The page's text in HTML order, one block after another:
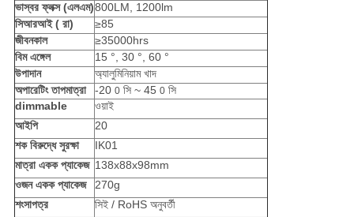
ভাস্বর ফ্লক্স (এলএম)800LM, 1200lm
সিআরআই ( রা)
≥85
জীবনকাল
≥35000hrs
বিম এঙ্গেল
15 °, 30 °, 60 °
উপাদান
অ্যালুমিনিয়াম খাদ
অপারেটিং তাপমাত্রা
-20 0সি ~ 45 0সি
dimmable
ওয়াই
আইপি
20
শক বিরুদ্ধে সুরক্ষা
IK01
মাত্রা একক প্যাকেজ 138x88x98mm
ওজন একক প্যাকেজ
270g
শংসাপত্র
সিই / RoHS অনুবর্তী